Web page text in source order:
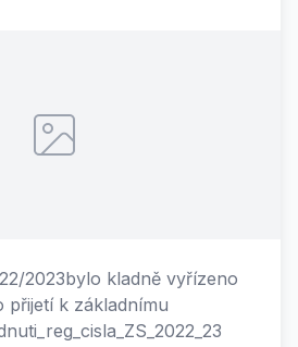
2023bylo kladně vyřízeno
přijetí k základnímu